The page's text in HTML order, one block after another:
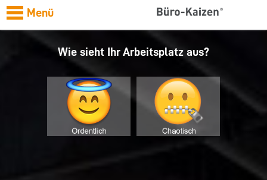
Menü
Wie sieht Ihr Arbeitsplatz aus?